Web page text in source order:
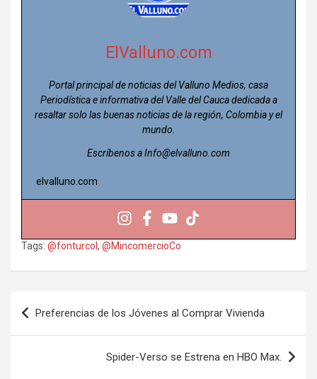
ElValluno.com
Portal principal de noticias del Valluno Medios, casa
Periodística e informativa del Valle del Cauca dedicada a
resaltar solo las buenas noticias de la región, Colombia y el
mundo.
Escríbenos a Info@elvalluno.com
elvalluno.com
Tags: @fonturcol , @MincomercioCo
Navegación
de
Preferencias de los Jóvenes al Comprar Vivienda
Spider-Verso se Estrena en HBO Max.